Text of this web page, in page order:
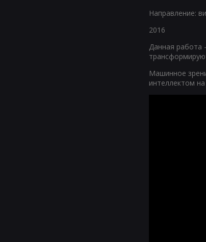
Направление:
2016
Данная работа
Машинное
интеллектом